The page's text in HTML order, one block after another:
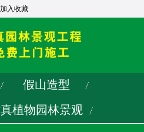
加入收藏
假山造型
植物园林景观